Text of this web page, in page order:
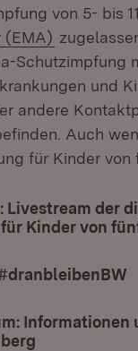
von 5- bis
(EMA) (Öffnet in
Schutzimpfung
und
andere
Auch
für Kinder
Livestream der
Kinder von
Informationen